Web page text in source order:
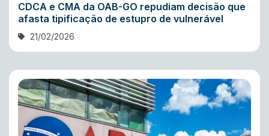
CDCA e CMA da OAB-GO repudiam decisão que
afasta tipificação de estupro de vulnerável
21/02/2026